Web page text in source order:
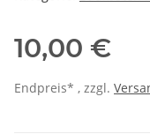
10,00 €
Endpreis* , zzgl.